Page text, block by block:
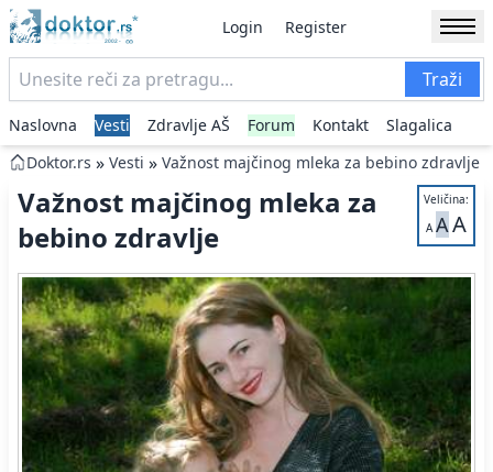
Login Register
Traži
Naslovna Vesti Zdravlje AŠ Forum Kontakt
Slagalica
Doktor.rs » Vesti » Važnost majčinog mleka za bebino zdravlje
Veličina:
A AA
Važnost majčinog mleka za
bebino zdravlje